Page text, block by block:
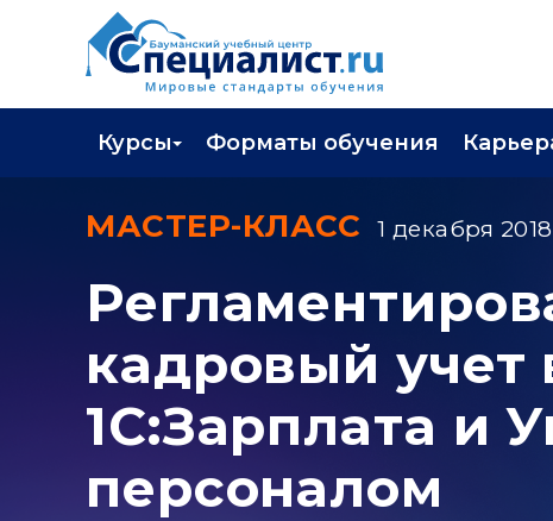
Курсы
Профессиональная переподготовка
Программа лояльности
Подарить сертификат на обучение
Форматы обучения
МАСТЕР-КЛАСС 1 декабря
кадровый учет
1С:Зарплата и
персоналом